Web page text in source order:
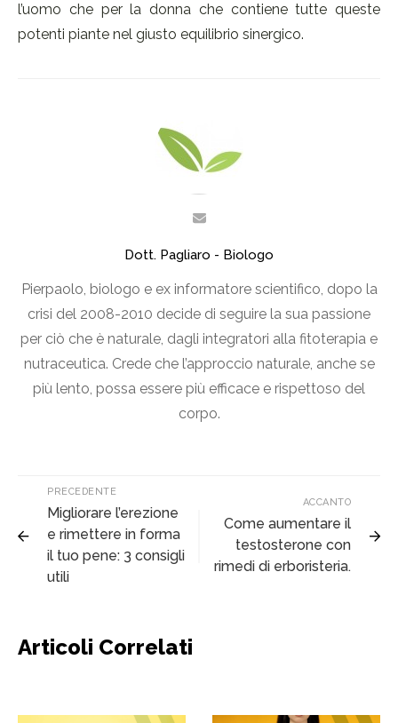
l’uomo che per la donna che contiene tutte queste
potenti piante nel giusto equilibrio sinergico.
Dott. Pagliaro - Biologo
Pierpaolo, biologo e ex informatore scientifico, dopo la
crisi del 2008-2010 decide di seguire la sua passione
per ciò che è naturale, dagli integratori alla fitoterapia e
nutraceutica. Crede che l’approccio naturale, anche se
più lento, possa essere più efficace e rispettoso del
corpo.
PRECEDENTE
Migliorare l’erezione
e rimettere in forma
il tuo pene: 3 consigli
utili
ACCANTO
Come aumentare il
testosterone con
rimedi di erboristeria.
Articoli Correlati